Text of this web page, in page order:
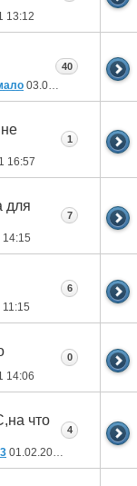
13:12
03.02.2011 11:33
40
16:57
1
для
14:15
7
11:15
6
14:06
0
что
01.02.2011
4